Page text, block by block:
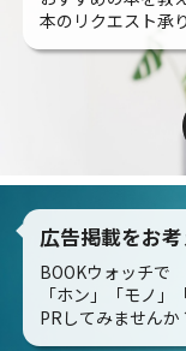
本のリクエスト承
広告掲載をお考
BOOKウォッチで
「ホン」「モノ」
PRしてみませんか